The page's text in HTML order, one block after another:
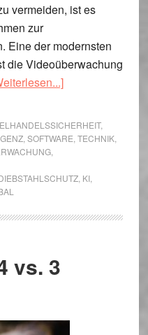
vermeiden, ist es
zur
Eine der modernsten
die Videoüberwachung
ÜberWGglobal
Warensicherung
KI-
,
, SOFTWARE TECHNIK,
,
, KI,
vs. 3